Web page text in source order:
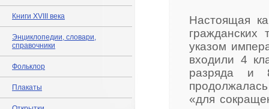
Книги XVIII века
Энциклопедии, словари,
справочники
Фольклор
Плакаты
Настоящая
указом
входили 4
разряда и
«для